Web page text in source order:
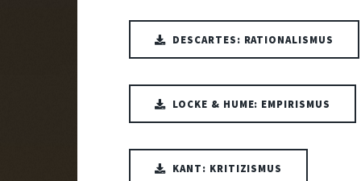
DESCARTES: RATIONALISMUS
LOCKE & HUME: EMPIRISMUS
KANT: KRITIZISMUS